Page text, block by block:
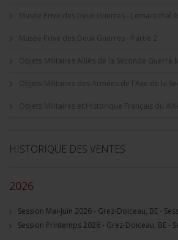
Musée Prive des Deux Guerres - Lemarechal
Musée Prive des Deux Guerres - Partie 2
Objets Militaires Alliés de la Seconde Guerre
Objets Militaires des Armées de l'Axe de la
Objets Militaires et Historique Français du
HISTORIQUE DES VENTES
2026